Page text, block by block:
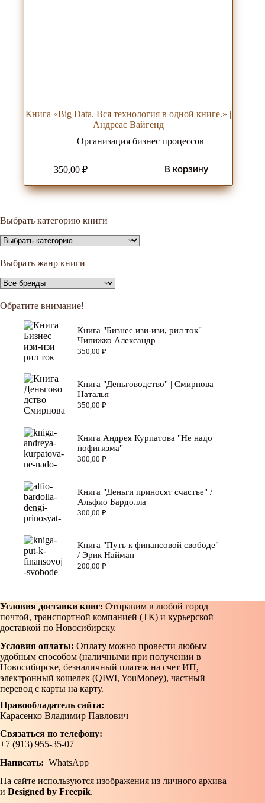
Книга «Big Data. Вся технология в одной книге.» |
Андреас Вайгенд
Организация бизнес процессов
350,00 ₽ В корзину
Выбрать категорию книги
Выбрать жанр книги
Обратите внимание!
Книга "Бизнес изи-изи, рил ток" |
Чипижко Александр
350,00 ₽
Книга "Деньговодство" | Смирнова
Наталья
350,00 ₽
Книга Андрея Курпатова "Не надо
пофигизма"
300,00 ₽
Книга "Деньги приносят счастье" /
Альфио Бардолла
300,00 ₽
Книга "Путь к финансовой свободе"
/ Эрик Найман
200,00 ₽
Условия доставки книг: Отправим в любой город
почтой, транспортной компанией (ТК) и курьерской
доставкой по Новосибирску.
Условия оплаты: Оплату можно провести любым
удобным способом (наличными при получении в
Новосибирске, безналичный платеж на счет ИП,
электронный кошелек (QIWI, YouMoney), частный
перевод с карты на карту.
Правообладатель сайта:
Карасенко Владимир Павлович
Связаться по телефону:
+7 (913) 955-35-07
Написать: WhatsApp
На сайте используются изображения из личного архива
и Designed by Freepik.